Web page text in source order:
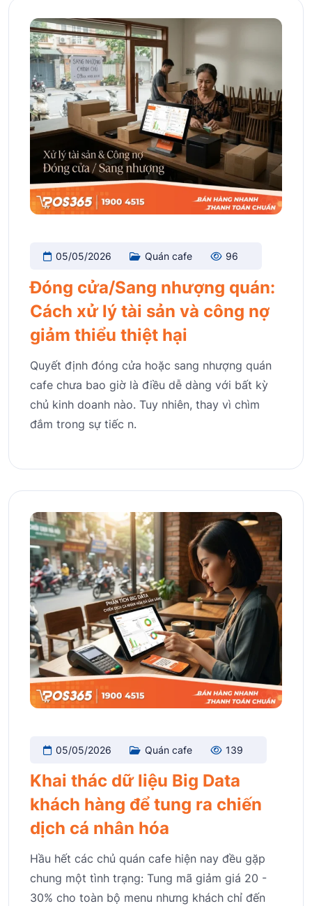
05/05/2026 Quán cafe 96
Đóng cửa/Sang nhượng quán:
Cách xử lý tài sản và công nợ
giảm thiểu thiệt hại
Quyết định đóng cửa hoặc sang nhượng quán
cafe chưa bao giờ là điều dễ dàng với bất kỳ
chủ kinh doanh nào. Tuy nhiên, thay vì chìm
đắm trong sự tiếc n.
05/05/2026 Quán cafe 139
Khai thác dữ liệu Big Data
khách hàng để tung ra chiến
dịch cá nhân hóa
Hầu hết các chủ quán cafe hiện nay đều gặp
chung một tình trạng: Tung mã giảm giá 20 -
30% cho toàn bộ menu nhưng khách chỉ đến